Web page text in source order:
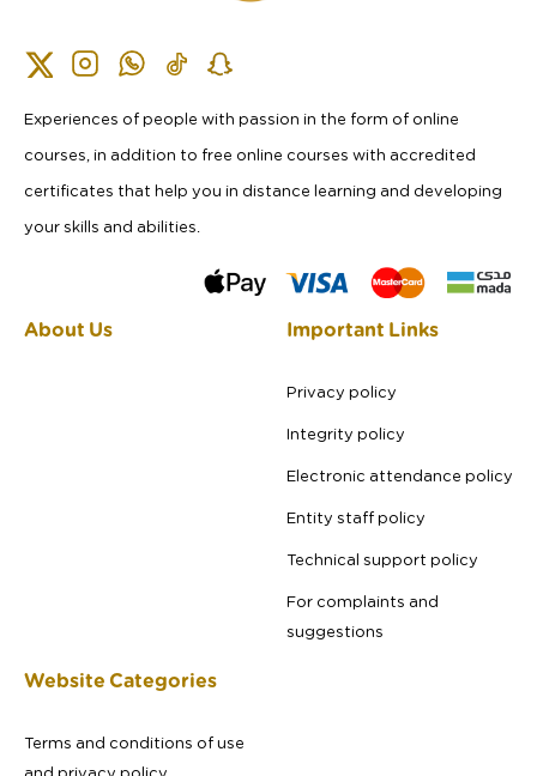
Experiences of people with passion in the form of online
courses, in addition to free online courses with accredited
certificates that help you in distance learning and developing
your skills and abilities.
About Us Important Links
Privacy policy
Integrity policy
Electronic attendance policy
Entity staff policy
Technical support policy
For complaints and
suggestions
Website Categories
Terms and conditions of use